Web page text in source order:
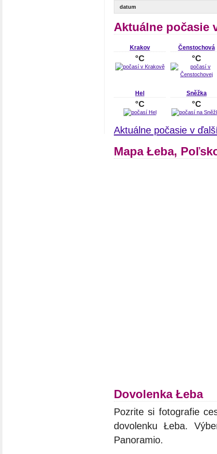
datum
Aktuálne počasie
Krakov
°C
Čenstochová
°C
Hel
°C
Sněžka
°C
Aktuálne počasie v
Mapa Łeba,
Dovolenka Łeba
Pozrite si fotografie
dovolenku Łeba.
Panoramio.